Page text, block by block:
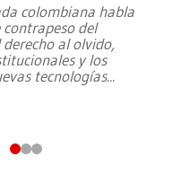
colombiana habla
del
al olvido,
y los
tecnologías...